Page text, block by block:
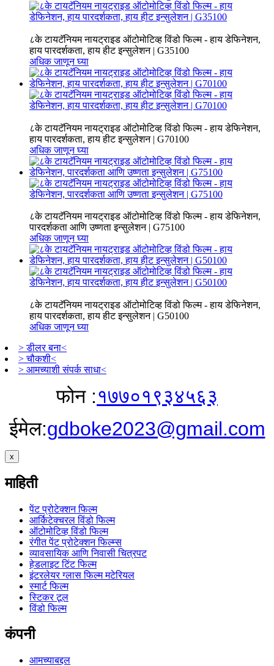
८के टायटॅनियम नायट्राइड ऑटोमोटिव्ह विंडो फिल्म - हाय डेफिनेशन,
हाय पारदर्शकता, हाय हीट इन्सुलेशन | G35100
अधिक जाणून घ्या
८के टायटॅनियम नायट्राइड ऑटोमोटिव्ह विंडो फिल्म - हाय डेफिनेशन,
हाय पारदर्शकता, हाय हीट इन्सुलेशन | G70100
अधिक जाणून घ्या
८के टायटॅनियम नायट्राइड ऑटोमोटिव्ह विंडो फिल्म - हाय डेफिनेशन,
पारदर्शकता आणि उष्णता इन्सुलेशन | G75100
अधिक जाणून घ्या
८के टायटॅनियम नायट्राइड ऑटोमोटिव्ह विंडो फिल्म - हाय डेफिनेशन,
हाय पारदर्शकता, हाय हीट इन्सुलेशन | G50100
अधिक जाणून घ्या
> डीलर बना<
> चौकशी<
> आमच्याशी संपर्क साधा<
फोन :१७७०१९३४५६३
ईमेल:gdboke2023@gmail.com
x
माहिती
पेंट प्रोटेक्शन फिल्म
आर्किटेक्चरल विंडो फिल्म
ऑटोमोटिव्ह विंडो फिल्म
रंगीत पेंट प्रोटेक्शन फिल्म्स
व्यावसायिक आणि निवासी चित्रपट
हेडलाइट टिंट फिल्म
इंटरलेयर ग्लास फिल्म मटेरियल
स्मार्ट फिल्म
स्टिकर टूल
विंडो फिल्म
कंपनी
आमच्याबद्दल